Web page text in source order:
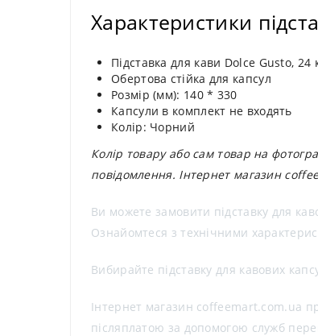
Характеристики
Підставка для кави Dolce Gusto, 24
Обертова стійка для капсул
Розмір (мм): 140 * 330
Капсули в комплект не входять
Колір: Чорний
Колір товару або сам товар на
повідомлення. Інтернет магазин
Ви можете замовити підставку для
Ознайомтеся з технічними
Вибирайте підставку для кавових
Інтернет магазин coffeemart.com.ua
післяплатою за допомогою служб